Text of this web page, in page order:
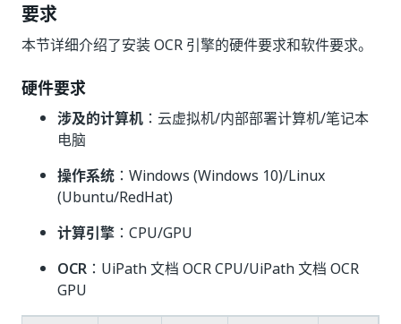
要求
本节详细介绍了安装 OCR 引擎的硬件要求和软件要求。
硬件要求
涉及的计算机 ：云虚拟机/内部部署计算机/笔记本
电脑
操作系统 ：Windows (Windows 10)/Linux
(Ubuntu/RedHat)
计算引擎 ：CPU/GPU
OCR ：UiPath 文档 OCR CPU/UiPath 文档 OCR
GPU